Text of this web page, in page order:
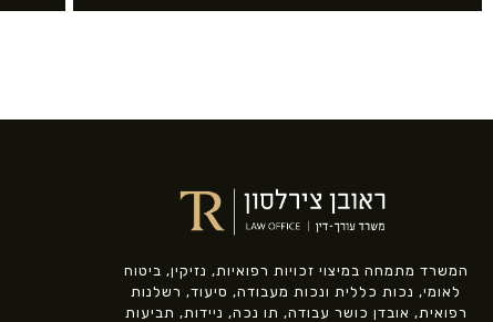
המשרד מתמחה במיצוי זכויות רפואיות, נזיקין, ביטוח
לאומי, נכות כללית ונכות מעבודה, סיעוד, רשלנות
רפואית, אובדן כושר עבודה, תו נכה, ניידות, תביעות